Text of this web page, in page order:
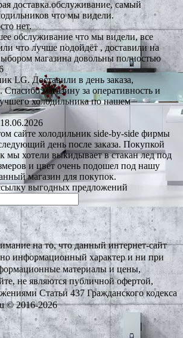
доставка.обслуживание, самый
что мы видели.
нет.
обслуживание что мы видели, все
что лучше подойдёт , доставили на
магазина довольны полностью
LG. Доставили в день заказа,
Спасибо магазину за оперативность и
холодильника по нашем
сайте холодильник side-by-side фирмы
день после заказа. Покупкой
мы хотели выкидывает в стакан лед под
и цвет очень подошел под нашу
магазин для покупок.
выгодных предложений
на то, что данный интернет-сайт
информационный характер и ни при
материалы и цены,
не являются публичной офертой,
Статьи 437 Гражданского кодекса
© 2016-2026